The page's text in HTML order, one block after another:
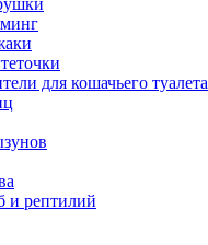
для кошачьего туалета
и рептилий